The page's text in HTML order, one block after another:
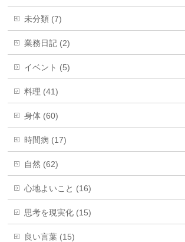
未分類 (7)
業務日記 (2)
イベント (5)
料理 (41)
身体 (60)
時間病 (17)
自然 (62)
心地よいこと (16)
思考を現実化 (15)
良い言葉 (15)